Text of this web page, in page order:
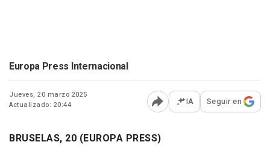
Europa Press Internacional
Jueves, 20 marzo 2025
Actualizado: 20:44
Abrir opciones para
IA Seguir en
BRUSELAS, 20 (EUROPA PRESS)